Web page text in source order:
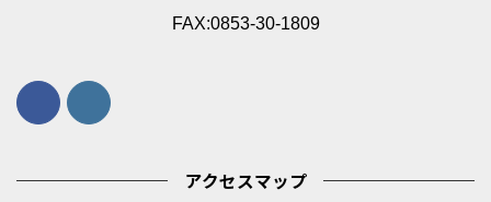
FAX:0853-30-1809
アクセスマップ